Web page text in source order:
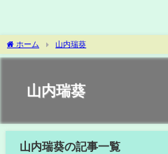
ホーム 山内瑞葵
山内瑞葵
山内瑞葵の記事一覧